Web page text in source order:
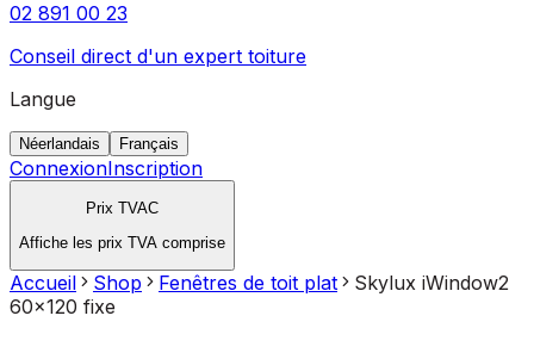
02 891 00 23
Conseil direct d'un expert toiture
Langue
Néerlandais Français
ConnexionInscription
Prix TVAC
Affiche les prix TVA comprise
Accueil Shop Fenêtres de toit plat
Skylux iWindow2
60x120 fixe